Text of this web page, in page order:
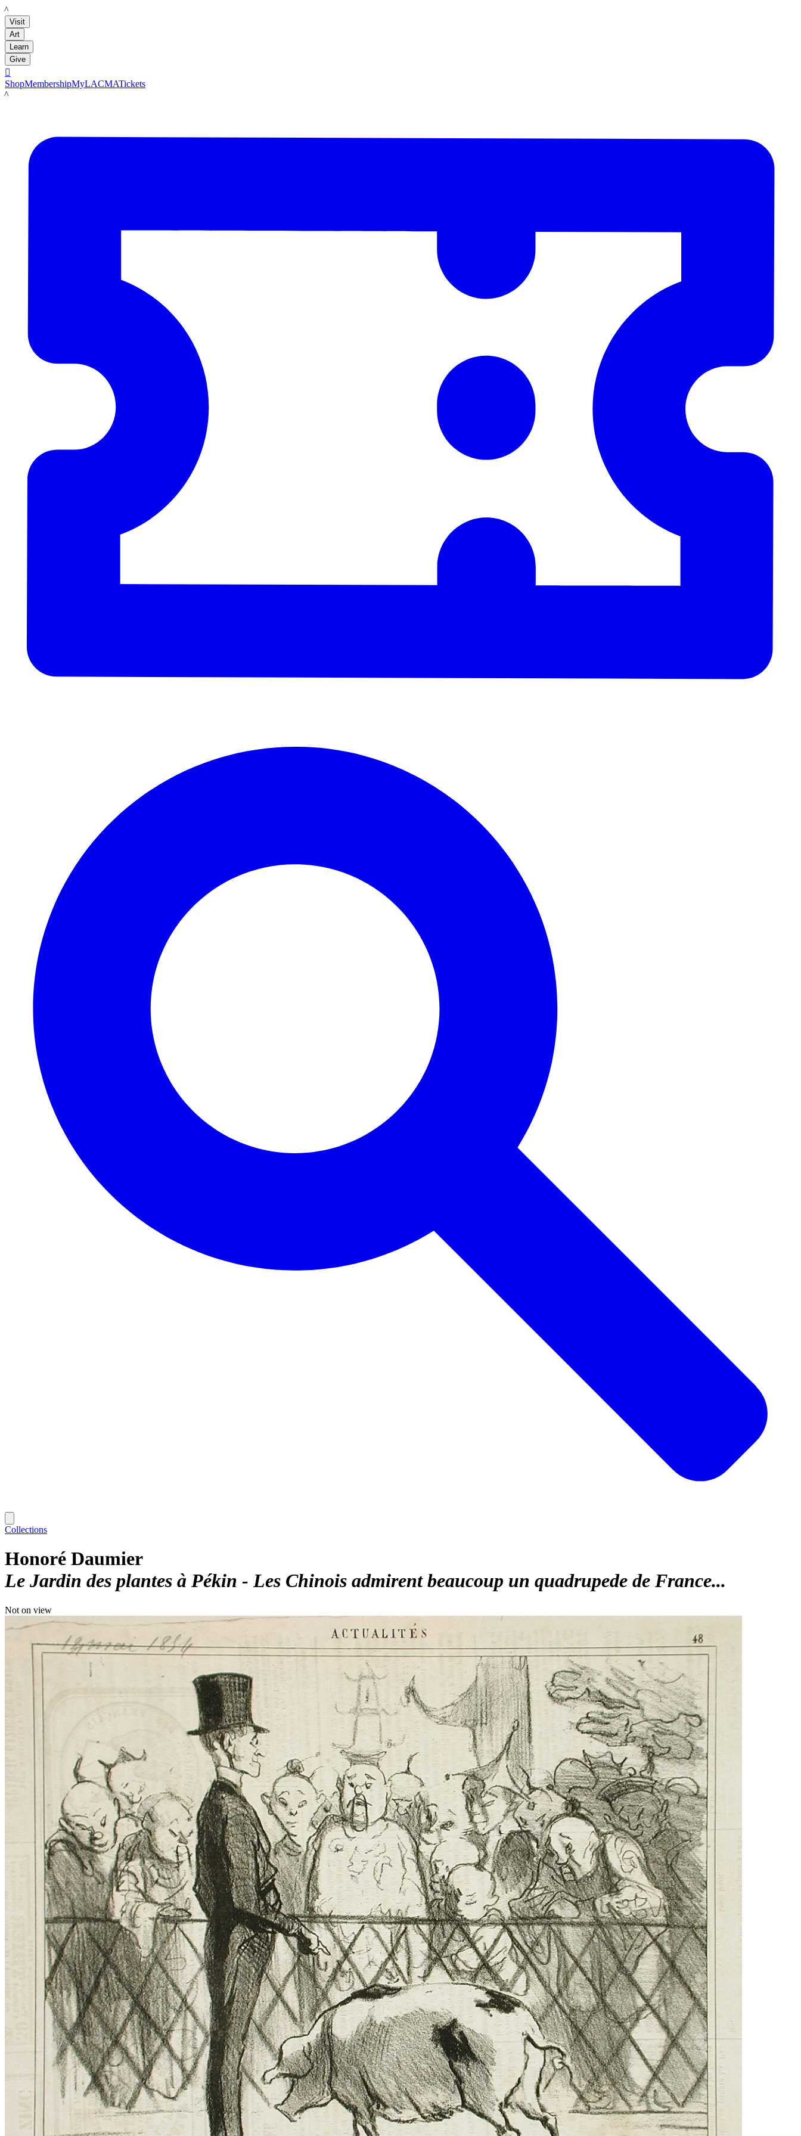
LACMA
Visit
Art
Learn
Give

ShopMembershipMyLACMATickets
LACMA
Collections
Honoré Daumier
Le Jardin des plantes à Pékin - Les Chinois admirent beaucoup un quadrupede de France...
Not on view